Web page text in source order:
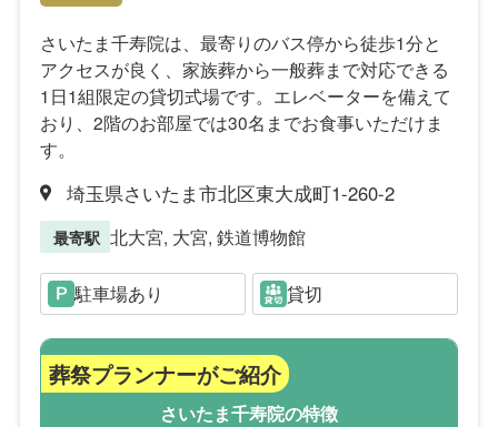
さいたま千寿院は、最寄りのバス停から徒歩1分と
アクセスが良く、家族葬から一般葬まで対応できる
1日1組限定の貸切式場です。エレベーターを備えて
おり、2階のお部屋では30名までお食事いただけま
す。
埼玉県さいたま市北区東大成町1-260-2
最寄駅 北大宮, 大宮, 鉄道博物館
駐車場あり 貸切
葬祭プランナーがご紹介
さいたま千寿院の特徴